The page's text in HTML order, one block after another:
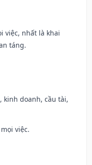
việc, nhất là khai
táng.
kinh doanh, cầu tài,
việc.